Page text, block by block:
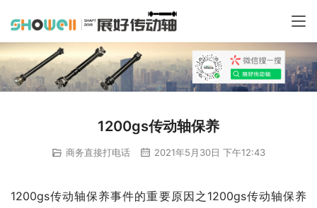
1200gs传动轴保养
商务直接打电话 2021年5月30日 下午12:43
1200gs传动轴保养事件的重要原因之1200gs传动轴保养